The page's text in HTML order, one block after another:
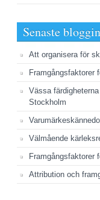
Senaste
Att organisera för
Framgångsfaktorer
Vässa
Stockholm
Välmående
Framgångsfaktorer
Attribution och